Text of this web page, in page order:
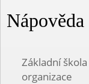
Nápověda
Základní
organizace